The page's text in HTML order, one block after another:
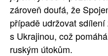
zároveň doufá, že
případě udržovat
s Ukrajinou, což
ruským útokům.